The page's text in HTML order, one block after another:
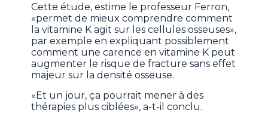
Cette étude, estime le professeur Ferron,
«permet de mieux comprendre comment
la vitamine K agit sur les cellules osseuses»,
par exemple en expliquant possiblement
comment une carence en vitamine K peut
augmenter le risque de fracture sans effet
majeur sur la densité osseuse.
«Et un jour, ça pourrait mener à des
thérapies plus ciblées», a-t-il conclu.